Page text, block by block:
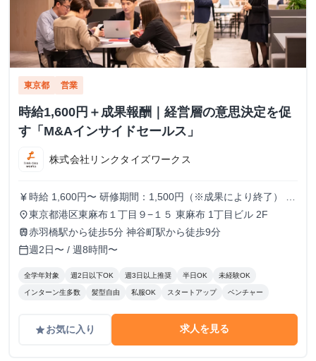
東京都 営業
時給1,600円＋成果報酬｜経営層の意思決定を促
す「M&Aインサイドセールス」
株式会社リンクタイズワークス
currency_yen 時給 1,600円〜 研修期間：1,500円（※成果により終了） 研
修終了後：1,600円～ ＼アポ獲得によるインセンティブあり
／ 1件〜10件：10,000円 11件〜20件：20,000円 ※毎月獲
得件数の計算はリセットされます 給与モデル ■月48時間稼
働、アポ10件の場合：176,800円 内訳：48時間×時給1,600
円＋10件×インセンティブ10,000円 ■月80時間稼働、アポ20
place東京都港区東麻布１丁目９−１５ 東麻布 1丁目ビル 2F
train赤羽橋駅から徒歩5分 神谷町駅から徒歩9分
calendar_today週2日〜 / 週8時間〜
全学年対象 週2日以下OK 週3日以上推奨 半日OK 未経験OK
インターン生多数 髪型自由 私服OK スタートアップ ベンチャー
gradeお気に入り 求人を見る